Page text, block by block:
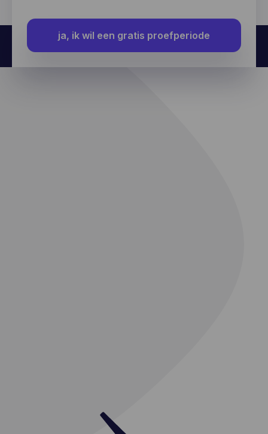
ja, ik wil een gratis proefperiode